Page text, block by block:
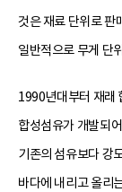
것은 재료 단위로 판
일반적으로 무게 단
1990년대부터 재래
합성섬유가 개발되
기존의 섬유보다 강
바다에 내리고 올리